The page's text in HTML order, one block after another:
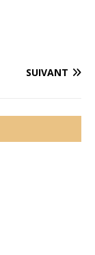
SUIVANT